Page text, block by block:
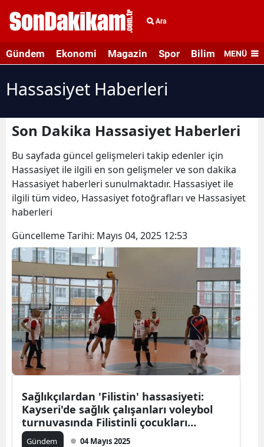
Ara
Gündem Ekonomi Magazin Spor Bilim veMENÜ
Hassasiyet Haberleri
Son Dakika Hassasiyet Haberleri
Bu sayfada güncel gelişmeleri takip edenler için
Hassasiyet ile ilgili en son gelişmeler ve son dakika
Hassasiyet haberleri sunulmaktadır. Hassasiyet ile
ilgili tüm video, Hassasiyet fotoğrafları ve Hassasiyet
haberleri
Güncelleme Tarihi: Mayıs 04, 2025 12:53
Sağlıkçılardan 'Filistin' hassasiyeti:
Kayseri'de sağlık çalışanları voleybol
turnuvasında Filistinli çocukları
unutmadı
Gündem 04 Mayıs 2025